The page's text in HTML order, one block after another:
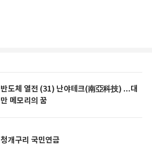
반도체 열전 (31) 난야테크(南亞科技) ...대
만 메모리의 꿈
청개구리 국민연금